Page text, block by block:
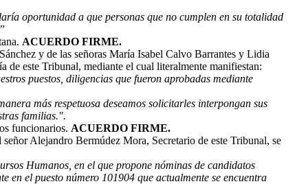
oportunidad a que personas que no cumplen en su totalidad
”
ACUERDO FIRME.
y de las señoras María Isabel Calvo Barrantes y Lidia
de este Tribunal, mediante el cual literalmente manifiestan:
puestos, diligencias que fueron aprobadas mediante
más respetuosa deseamos solicitarles interpongan sus
familias.".
funcionarios. ACUERDO FIRME.
señor Alejandro Bermúdez Mora, Secretario de este Tribunal, se
Humanos, en el que propone nóminas de candidatos
el puesto número 101904 que actualmente se encuentra